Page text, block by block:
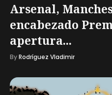
Arsenal,
encabezado
apertura...
ByRodríguez Vladimir